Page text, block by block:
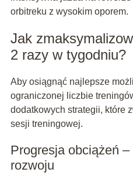
orbitreku z wysokim oporem.
Jak
2 razy w tygodniu?
Aby osiągnąć najlepsze
ograniczonej liczbie
dodatkowych strategii, które
sesji treningowej.
Progresja obciążeń –
rozwoju